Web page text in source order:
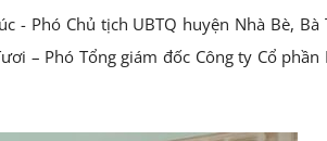
Phó Chủ tịch UBTQ huyện Nhà Bè, Bà
– Phó Tổng giám đốc Công ty Cổ phần